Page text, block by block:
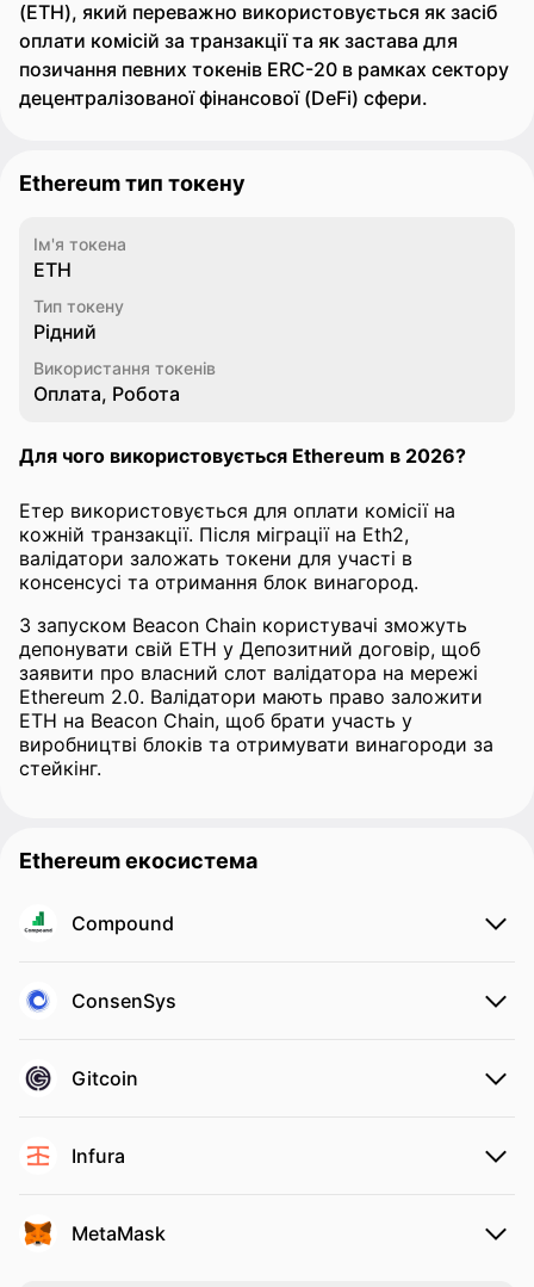
(ETH), який переважно використовується як засіб
оплати комісій за транзакції та як застава для
позичання певних токенів ERC-20 в рамках сектору
децентралізованої фінансової (DeFi) сфери.
Ethereum тип токену
Ім'я токена
ETH
Тип токену
Рідний
Використання токенів
Оплата, Робота
Для чого використовується Ethereum в 2026?
Етер використовується для оплати комісії на
кожній транзакції. Після міграції на Eth2,
валідатори заложать токени для участі в
консенсусі та отримання блок винагород.
З запуском Beacon Chain користувачі зможуть
депонувати свій ETH у Депозитний договір, щоб
заявити про власний слот валідатора на мережі
Ethereum 2.0. Валідатори мають право заложити
ETH на Beacon Chain, щоб брати участь у
виробництві блоків та отримувати винагороди за
стейкінг.
Ethereum екосистема
Compound
ConsenSys
Gitcoin
Infura
MetaMask